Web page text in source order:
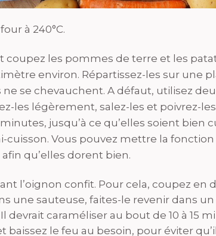
à 240°C.
coupez les pommes de terre et les
environ. Répartissez-les sur une
se chevauchent. A défaut, utilisez
les légèrement, salez-les et poivrez-
jusqu’à ce qu’elles soient bien
cuisson. Vous pouvez mettre la
qu’elles dorent bien.
l’oignon confit. Pour cela, coupez en
une sauteuse, faites-le revenir dans un
devrait caraméliser au bout de 10 à 15
le feu au besoin, pour éviter